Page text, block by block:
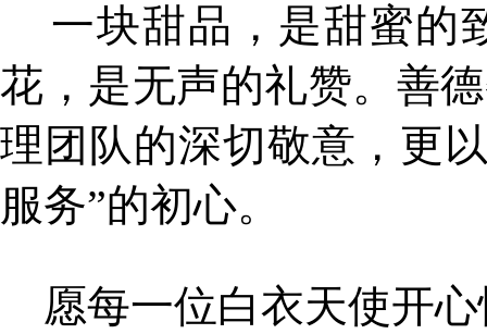
一块甜品，是甜蜜的
花，是无声的礼赞。善
理团队的深切敬意，更
服务”的初心。
愿每一位白衣天使开心